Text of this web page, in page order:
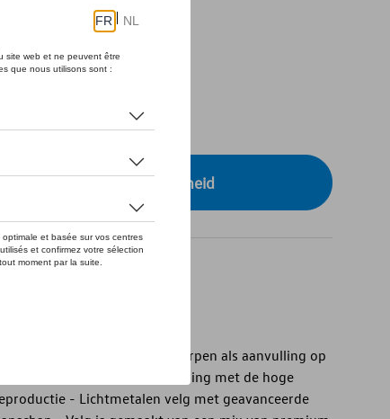
dealer voor beschikbaarheid
wintervelgen - Ontworpen als aanvulling op
lakwerk in overeenstemming met de hoge
- Lichtmetalen velg met geavanceerde